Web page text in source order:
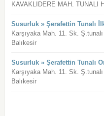
KAVAKLIDERE MAH. TUNALI
Susurluk » Şerafettin Tunalı
Karşıyaka Mah. 11. Sk.
Balıkesir
Susurluk » Şerafettin Tunalı
Karşıyaka Mah. 11. Sk.
Balıkesir